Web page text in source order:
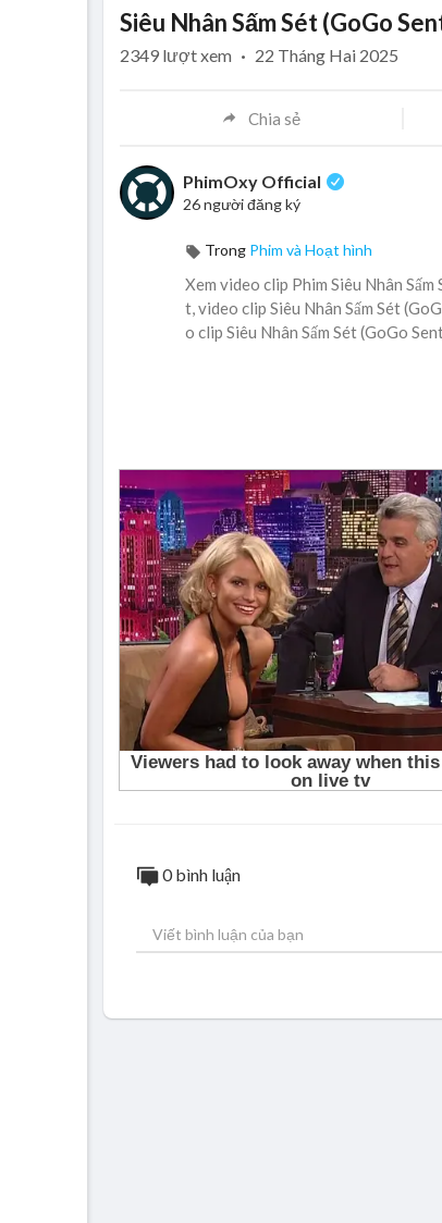
Siêu Nhân Sấm Sét (GoGo
2349 lượt xem · 22 Tháng Hai 2025
Chia sẻ
PhimOxy Official
26 người đăng ký
Trong Phim và Hoạt hình
Xem video clip Phim Siêu Nhân
t, video clip Siêu Nhân Sấm Sét
o clip Siêu Nhân Sấm Sét (GoGo
0 bình luận